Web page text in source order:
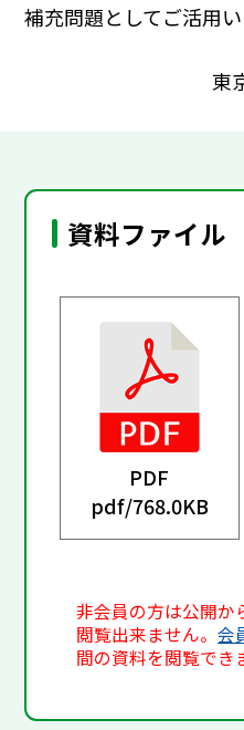
補充問題としてご活用い
東
資料ファイル
PDF
pdf/768.0KB
非会員の方は公開か
閲覧出来ません。会
間の資料を閲覧でき